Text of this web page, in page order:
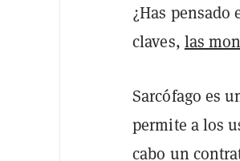
¿Has
claves, las
Sarcófago es
permite a los
cabo un